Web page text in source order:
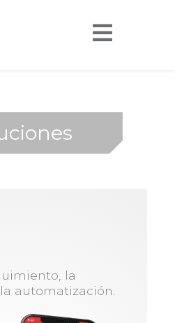
la
automatización.